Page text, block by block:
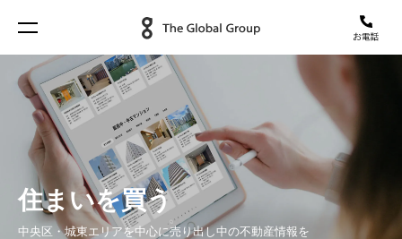
住まいを買う
中央区・城東エリアを中心に売り出し中の不動産情報を